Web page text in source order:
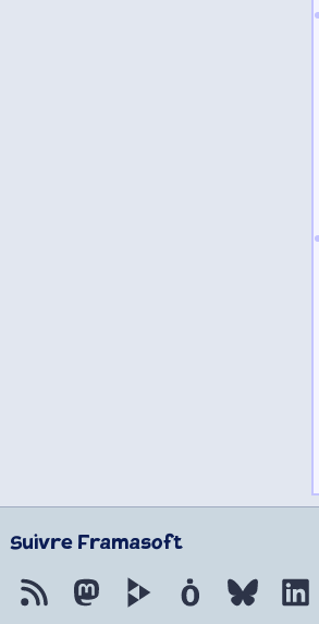
Suivre Framasoft
Flux RSS MastodonPeerTube Mobilizon Bluesky